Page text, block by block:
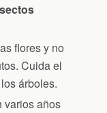
flores y no
Cuida el
árboles.
varios años